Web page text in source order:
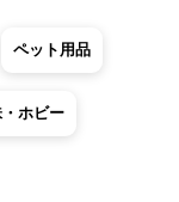
ペット用品
ホビー